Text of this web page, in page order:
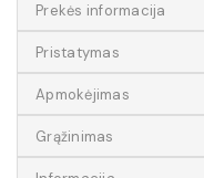
Prekės informacija
Pristatymas
Apmokėjimas
Grąžinimas